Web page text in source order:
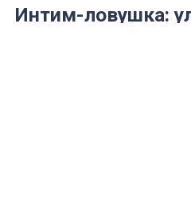
Интим-ловушка: